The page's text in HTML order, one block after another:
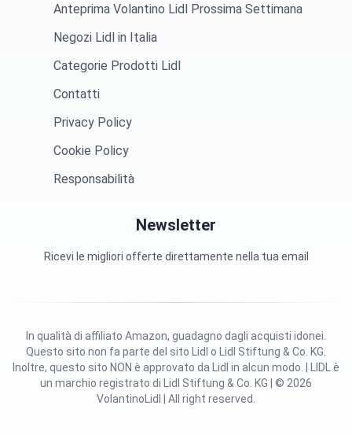
Anteprima Volantino Lidl Prossima Settimana
Negozi Lidl in Italia
Categorie Prodotti Lidl
Contatti
Privacy Policy
Cookie Policy
Responsabilità
Newsletter
Ricevi le migliori offerte direttamente nella tua email
Questo sito non fa parte del sito Lidl o Lidl Stiftung & Co. KG.
Inoltre, questo sito NON è approvato da Lidl in alcun modo. | LIDL è
un marchio registrato di Lidl Stiftung & Co. KG | © 2026
VolantinoLidl | All right reserved.
In qualità di affiliato Amazon, guadagno dagli acquisti idonei.